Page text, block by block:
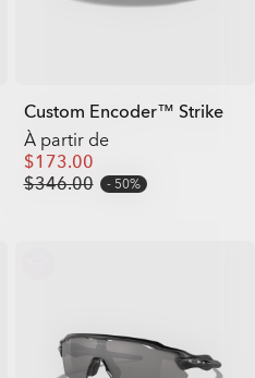
Custom Encoder™ Strike
À partir de
$173.00
$346.00
50%